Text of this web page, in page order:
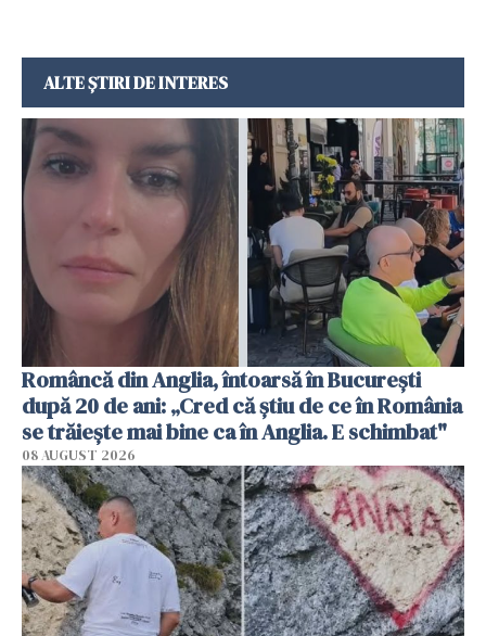
ALTE ȘTIRI DE INTERES
Româncă din Anglia, întoarsă în București
după 20 de ani: „Cred că știu de ce în România
se trăiește mai bine ca în Anglia. E schimbat"
08 AUGUST 2026